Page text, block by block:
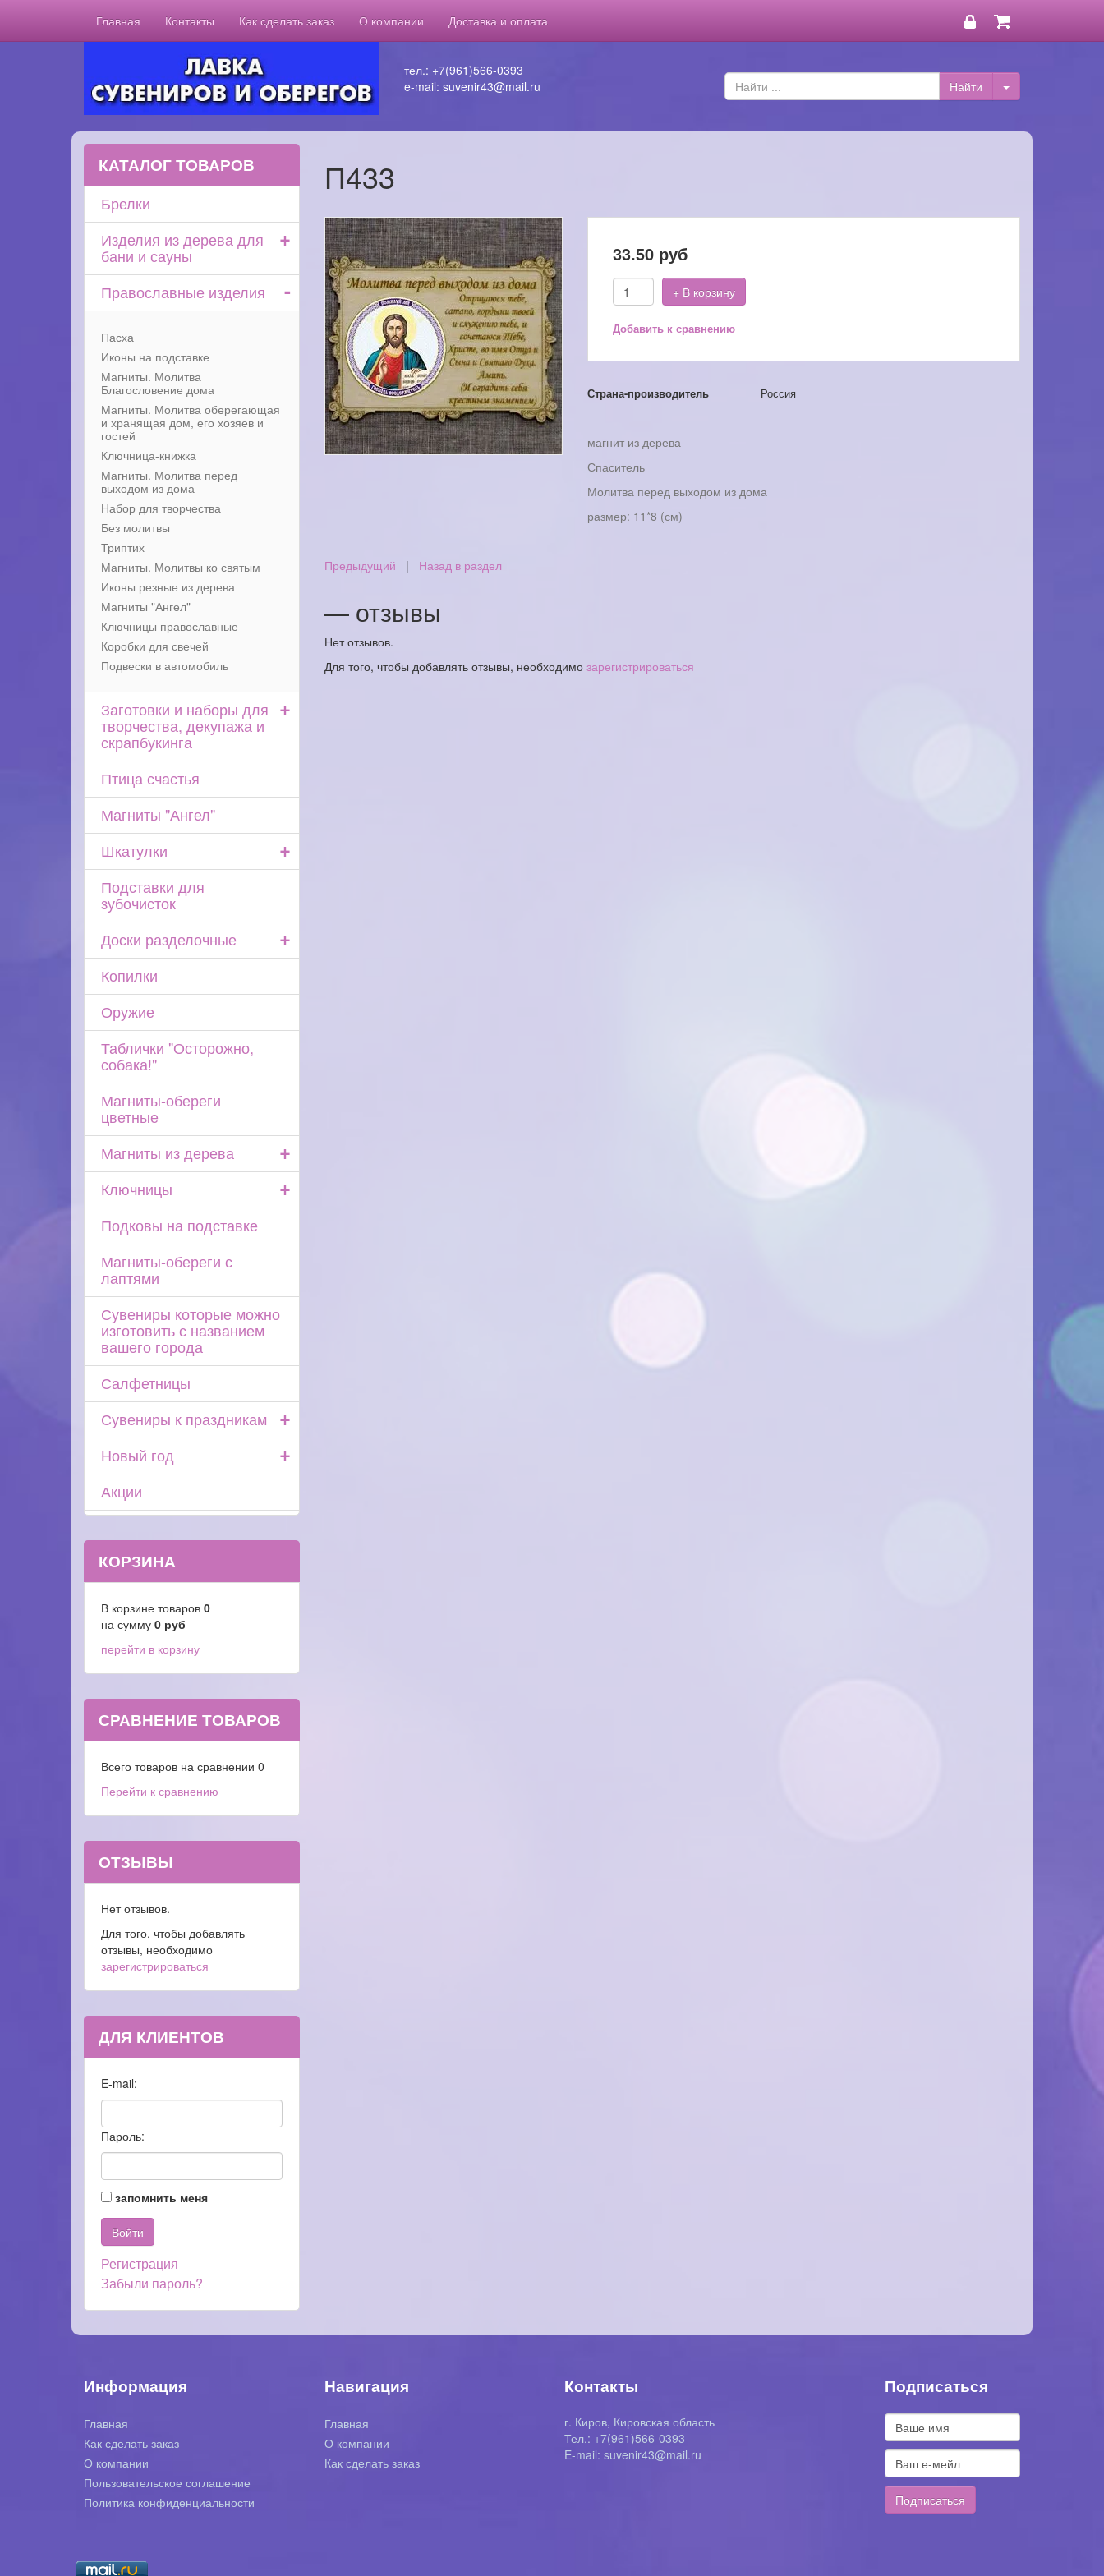
Главная Контакты Как сделать заказ О компании Доставка и оплата
тел.: +7(961)566-0393
e-mail: suvenir43@mail.ru
П433
33.50руб
+ В корзину
Добавить к сравнению
Страна-производитель Россия
магнит из дерева
Спаситель
Молитва перед выходом из дома
размер: 11*8 (см)
Предыдущий | Назад в раздел
— отзывы
Нет отзывов.
Для того, чтобы добавлять отзывы, необходимо зарегистрироваться
КАТАЛОГ ТОВАРОВ
Брелки
+
Изделия из дерева для
бани и сауны
-
Православные изделия
Пасха
Иконы на подставке
Магниты. Молитва
Благословение дома
Магниты. Молитва оберегающая
и хранящая дом, его хозяев и
гостей
Ключница-книжка
Магниты. Молитва перед
выходом из дома
Набор для творчества
Без молитвы
Триптих
Магниты. Молитвы ко святым
Иконы резные из дерева
Магниты "Ангел"
Ключницы православные
Коробки для свечей
Подвески в автомобиль
+
Заготовки и наборы для
творчества, декупажа и
скрапбукинга
Птица счастья
Магниты "Ангел"
+
Шкатулки
Подставки для
зубочисток
+
Доски разделочные
Копилки
Оружие
Таблички "Осторожно,
собака!"
Магниты-обереги
цветные
+
Магниты из дерева
+
Ключницы
Подковы на подставке
Магниты-обереги с
лаптями
Сувениры которые можно
изготовить с названием
вашего города
Салфетницы
+
Сувениры к праздникам
+
Новый год
Акции
КОРЗИНА
В корзине товаров 0
на сумму 0 руб
перейти в корзину
СРАВНЕНИЕ ТОВАРОВ
Всего товаров на сравнении 0
Перейти к сравнению
ОТЗЫВЫ
Нет отзывов.
Для того, чтобы добавлять
отзывы, необходимо
зарегистрироваться
ДЛЯ КЛИЕНТОВ
E-mail:
Пароль:
запомнить меня
Регистрация
Забыли пароль?
Информация
Главная
Как сделать заказ
О компании
Пользовательское соглашение
Политика конфиденциальности
Навигация
Главная
О компании
Как сделать заказ
Контакты
г. Киров, Кировская область
Тел.: +7(961)566-0393
E-mail: suvenir43@mail.ru
Подписаться